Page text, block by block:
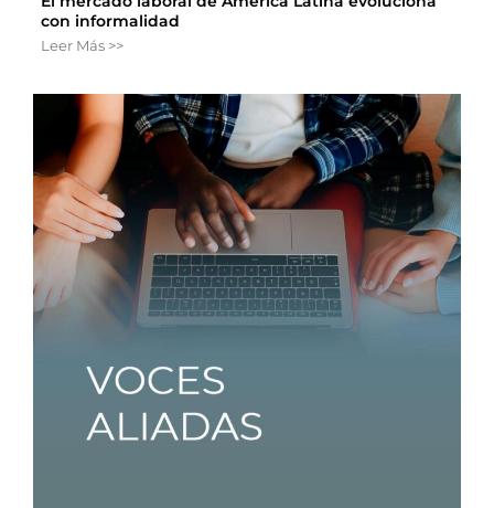
con informalidad
Leer Más >>